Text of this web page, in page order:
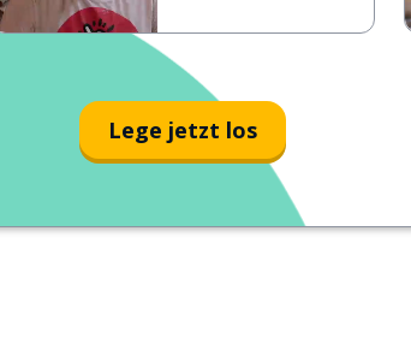
Lege jetzt los